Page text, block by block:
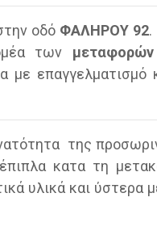
οδό ΦΑΛΗΡΟΥ 92.
των μεταφορών
επαγγελματισμό
της
κατα τη
υλικά και